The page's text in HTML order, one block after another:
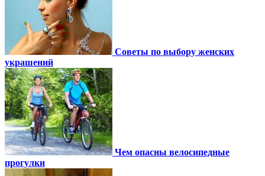
Советы по выбору женских
украшений
Чем опасны велосипедные
прогулки